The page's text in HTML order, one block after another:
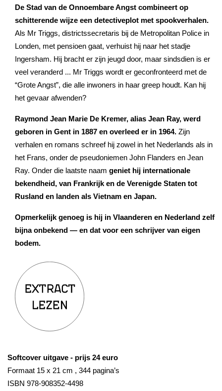
De Stad van de Onnoembare Angst combineert op
schitterende wijze een detectiveplot met spookverhalen.
Als Mr Triggs, districtssecretaris bij de Metropolitan Police in
Londen, met pensioen gaat, verhuist hij naar het stadje
Ingersham. Hij bracht er zijn jeugd door, maar sindsdien is er
veel veranderd ... Mr Triggs wordt er geconfronteerd met de
“Grote Angst”, die alle inwoners in haar greep houdt. Kan hij
het gevaar afwenden?
Raymond Jean Marie De Kremer, alias Jean Ray, werd
geboren in Gent in 1887 en overleed er in 1964. Zijn
verhalen en romans schreef hij zowel in het Nederlands als in
het Frans, onder de pseudoniemen John Flanders en Jean
Ray. Onder die laatste naam geniet hij internationale
bekendheid, van Frankrijk en de Verenigde Staten tot
Rusland en landen als Vietnam en Japan.
Opmerkelijk genoeg is hij in Vlaanderen en Nederland zelf
bijna onbekend — en dat voor een schrijver van eigen
bodem.
Softcover uitgave - prijs 24 euro
Formaat 15 x 21 cm , 344 pagina’s
ISBN 978-908352-4498